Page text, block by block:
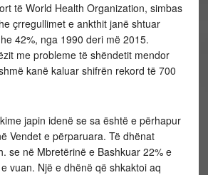
të World Health Organization, simbas
çrregullimet e ankthit janë shtuar
42%, nga 1990 deri më 2015.
me probleme të shëndetit mendor
kanë kaluar shifrën rekord të 700
japin idenë se sa është e përhapur
Vendet e përparuara. Të dhënat
se në Mbretërinë e Bashkuar 22% e
vuan. Një e dhënë që shkaktoi aq